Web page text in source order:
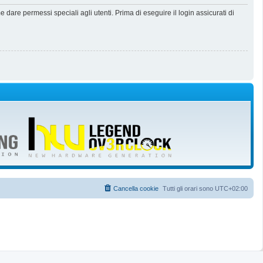
dare permessi speciali agli utenti. Prima di eseguire il login assicurati di
Tutti gli orari sono UTC+02:00
Cancella cookie